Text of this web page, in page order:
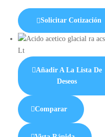
Solicitar Cotización
Añadir A La Lista De
Deseos
Comparar